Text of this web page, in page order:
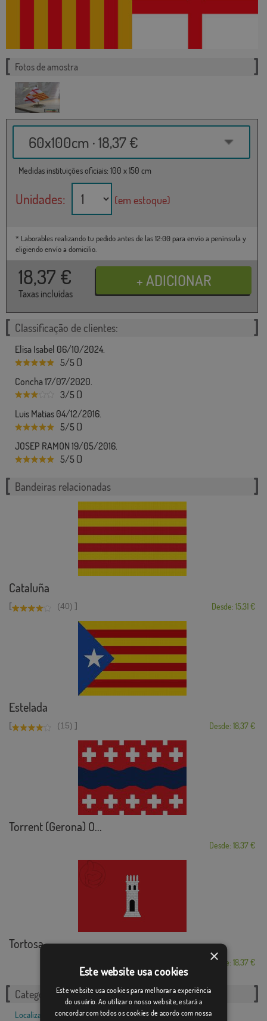
Fotos de amostra
60x100cm · 18,37 €
Medidas instituições oficiais: 100 x 150 cm
Unidades: (em estoque)
* Laborables realizando tu pedido antes de las 12:00 para envío a península y
eligiendo envío a domicilio.
18,37 €
Taxas incluídas
Classificação de clientes:
Elisa Isabel 06/10/2024.
5/5 ()
Concha 17/07/2020.
3/5 ()
Luis Matias 04/12/2016.
5/5 ()
JOSEP RAMON 19/05/2016.
5/5 ()
Bandeiras relacionadas
Cataluña
[ (40) ] Desde: 15,31 €
Estelada
[ (15) ] Desde: 18,37 €
Torrent (Gerona) O...
Desde: 18,37 €
Tortosa
Desde: 18,37 €
Categorias relacionadas:
Localizações,
×
Este website usa cookies
Este website usa cookies para melhorar a experiência
do usuário. Ao utilizar o nosso website, estará a
concordar com todos os cookies de acordo com nossa